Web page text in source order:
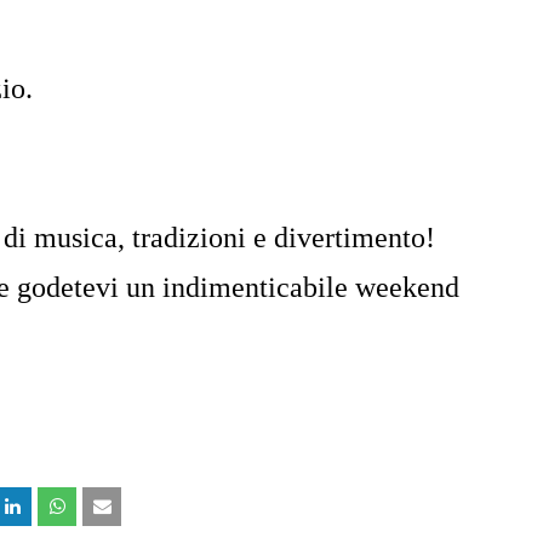
musica, tradizioni e divertimento!
un indimenticabile weekend